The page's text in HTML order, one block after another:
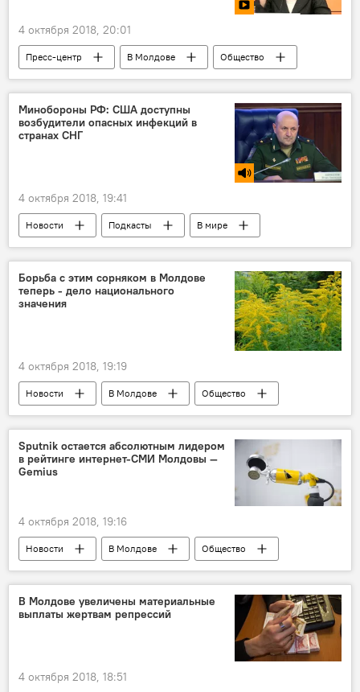
4 октября 2018, 20:01
Пресс-центр В Молдове
Общество
Видео
Мультимедиа
Россия
Республика Молдова
Элеонора Митрофанова
Россотрудничество
программы
Минобороны РФ: США доступны
возбудители опасных инфекций в
странах СНГ
4 октября 2018, 19:41
Новости Подкасты
В мире
Сказано в эфире
Игорь Кириллов
Здоровье
биолаборатории США
Пентагон
Борьба с этим сорняком в Молдове
теперь - дело национального
значения
4 октября 2018, 19:19
Новости В Молдове
Общество
Республика Молдова
амброзия
Sputnik остается абсолютным лидером
в рейтинге интернет-СМИ Молдовы —
Gemius
4 октября 2018, 19:16
Новости В Молдове
Общество
Кишинев
Республика Молдова
рейтинг
sputnik moldova
Пресс-релизы
В Молдове увеличены материальные
выплаты жертвам репрессий
4 октября 2018, 18:51